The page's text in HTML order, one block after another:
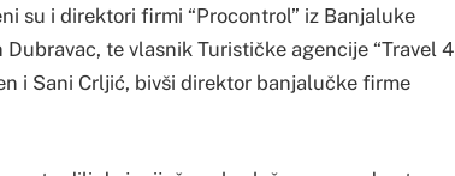
su i direktori firmi “Procontrol” iz Banjaluke
te vlasnik Turističke agencije “Travel 4
i Sani Crljić, bivši direktor banjalučke firme